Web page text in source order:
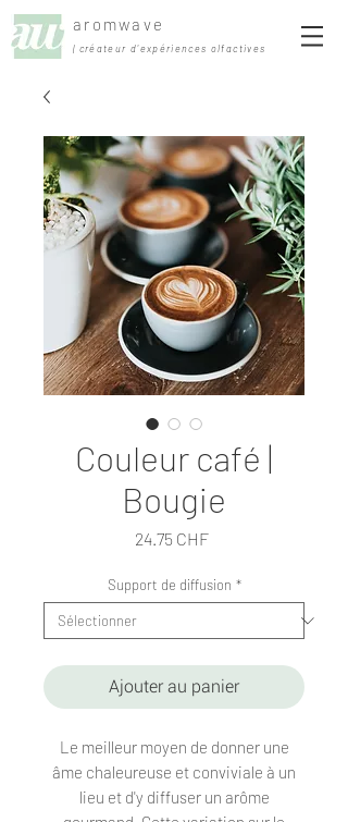
aromwave
| créateur d'expériences olfactives
Couleur café |
Bougie
24.75 CHFPrix
Support de diffusion *
Ajouter au panier
Le meilleur moyen de donner une
âme chaleureuse et conviviale à un
lieu et d'y diffuser un arôme